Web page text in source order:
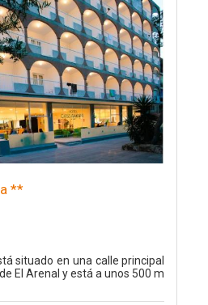
**
situado en una calle principal
El Arenal y está a unos 500 m